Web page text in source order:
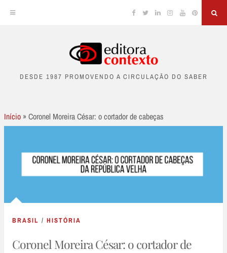
content
Facebook
TwitterLinkedinInstagram
YouTubePinterest
DESDE 1987 PROMOVENDO A CIRCULAÇÃO DO SABER
Início »Coronel Moreira César: o cortador de cabeças
BRASIL / HISTÓRIA
Coronel Moreira César: o cortador de